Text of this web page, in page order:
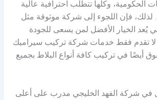
الحكومية، وكلها تتطلب احترافية عالية
لذلك، فإن اللجوء إلى شركة موثوقة مثل
يُعد الخيار الأفضل لمن يسعى للجودة
لا تقدم فقط خدمات شركة تركيب سيراميك
أيضًا في تركيب كافة أنواع البلاط بجميع
في شركة الفهد الخليجي مدرب على أعلى